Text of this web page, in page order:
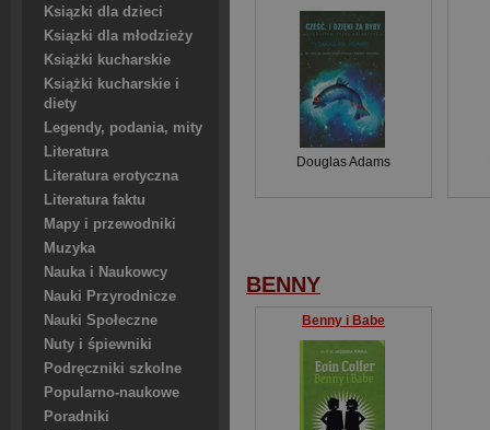
Ksiązki dla dzieci
Ksiązki dla młodzieży
Książki kucharskie
Książki kucharskie i
diety
Legendy, podania, mity
Literatura
Literatura erotyczna
Literatura faktu
Mapy i przewodniki
Muzyka
Nauka i Naukowcy
Nauki Przyrodnicze
Nauki Społeczne
Nuty i śpiewniki
Podręczniki szkolne
Popularno-naukowe
Poradniki
Douglas Adams
BENNY
Benny i Babe